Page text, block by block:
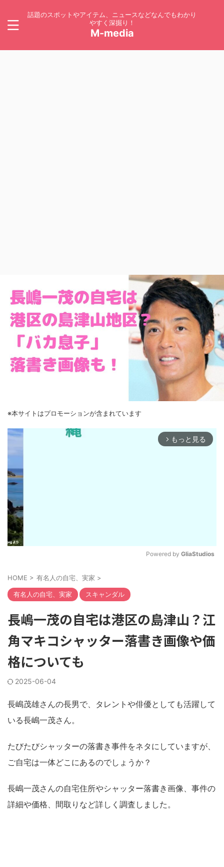
話題のスポットやアイテム、ニュースなどなんでもわかり
やすく深掘り！
M-media
※本サイトはプロモーションが含まれています
arrow_forward_ios もっと見る
Powered by GliaStudios
HOME > 有名人の自宅、実家 >
有名人の自宅、実家 スキャンダル
長嶋一茂の自宅は港区の島津山？江
角マキコシャッター落書き画像や価
格についても
2025-06-04
長嶋茂雄さんの長男で、タレントや俳優としても活躍して
いる長嶋一茂さん。
たびたびシャッターの落書き事件をネタにしていますが、
ご自宅は一体どこにあるのでしょうか？
長嶋一茂さんの自宅住所やシャッター落書き画像、事件の
詳細や価格、間取りなど詳しく調査しました。